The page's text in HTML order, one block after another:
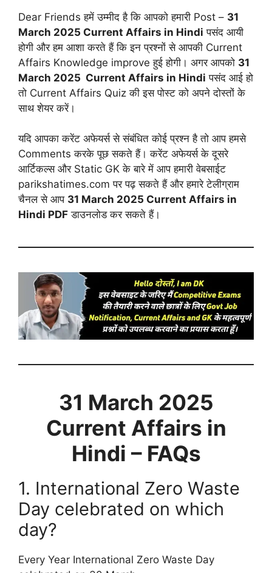
Dear Friends हमें उम्मीद है कि आपको हमारी Post – 31
March 2025 Current Affairs in Hindi पसंद आयी
होगी और हम आशा करते हैं कि इन प्रश्नों से आपकी Current
Affairs Knowledge improve हुई होगी। अगर आपको 31
March 2025 Current Affairs in Hindi पसंद आई हो
तो Current Affairs Quiz की इस पोस्ट को अपने दोस्तों के
साथ शेयर करें।
यदि आपका करेंट अफेयर्स से संबंधित कोई प्रश्न है तो आप हमसे
Comments करके पूछ सकते हैं। करेंट अफेयर्स के दूसरे
आर्टिकल्स और Static GK के बारे में आप हमारी वेबसाईट
parikshatimes.com पर पढ़ सकते हैं और हमारे टेलीग्राम
चैनल से आप 31 March 2025 Current Affairs in
Hindi PDF डाउनलोड कर सकते हैं।
31 March 2025
Current Affairs in
Hindi – FAQs
1. International Zero Waste
Day celebrated on which
day?
Every Year International Zero Waste Day